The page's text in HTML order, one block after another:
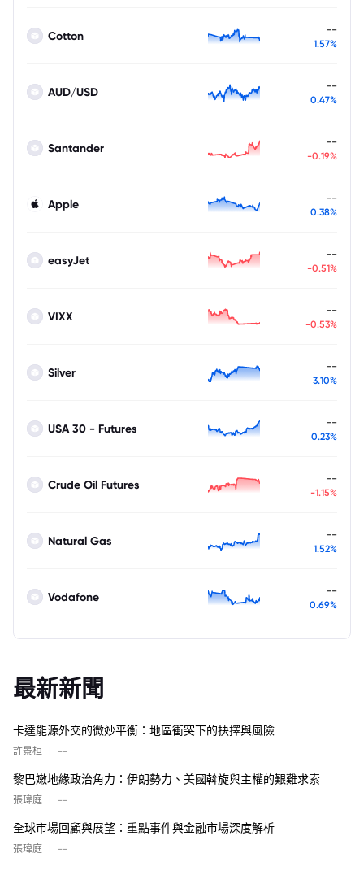
Cotton --
1.57%
AUD/USD --
0.47%
Santander --
-0.19%
Apple --
0.38%
easyJet --
-0.51%
VIXX --
-0.53%
Silver --
3.10%
USA 30 - Futures --
0.23%
Crude Oil Futures --
-1.15%
Natural Gas --
1.52%
Vodafone --
0.69%
最新新聞
卡達能源外交的微妙平衡：地區衝突下的抉擇與風險
許景桓 --
黎巴嫩地緣政治角力：伊朗勢力、美國斡旋與主權的艱難求索
張瑋庭 --
全球市場回顧與展望：重點事件與金融市場深度解析
張瑋庭 --